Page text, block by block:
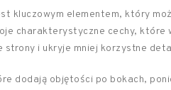
kluczowym elementem, który
charakterystyczne cechy, które
i ukryje mniej korzystne
dodają objętości po bokach,